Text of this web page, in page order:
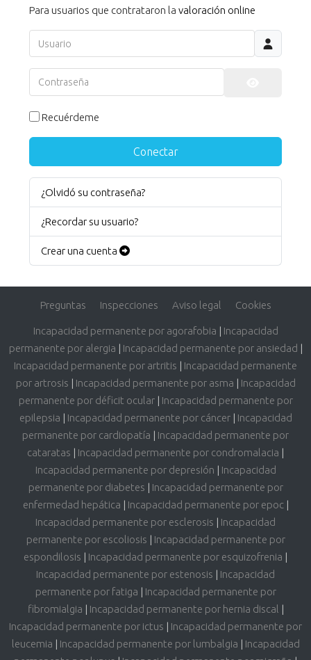
Para usuarios que contrataron la valoración online
Usuario
Contraseña
Recuérdeme
Conectar
¿Olvidó su contraseña?
¿Recordar su usuario?
Crear una cuenta
Preguntas Inspecciones Aviso legal Cookies
Incapacidad permanente por agorafobia
Incapacidad
permanente por alergia
Incapacidad permanente por ansiedad
Incapacidad permanente por artritis
Incapacidad permanente
por artrosis
Incapacidad permanente por asma
Incapacidad
permanente por déficit ocular| Incapacidad permanente por
epilepsia
Incapacidad permanente por cáncer| Incapacidad
permanente por cardiopatía
Incapacidad permanente por
cataratas
Incapacidad permanente por condromalacia
Incapacidad permanente por depresión
Incapacidad
permanente por diabetes
Incapacidad permanente por
enfermedad hepática
Incapacidad permanente por epoc|
Incapacidad permanente por esclerosis
Incapacidad
permanente por escoliosis
Incapacidad permanente por
espondilosis
Incapacidad permanente por esquizofrenia
Incapacidad permanente por estenosis
Incapacidad
permanente por fatiga
Incapacidad permanente por
fibromialgia
Incapacidad permanente por hernia discal
Incapacidad permanente por ictus
Incapacidad permanente por
leucemia
Incapacidad permanente por lumbalgia
Incapacidad